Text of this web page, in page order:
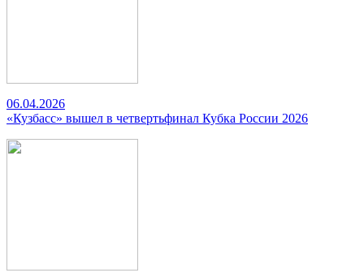
06.04.2026
«Кузбасс» вышел в четвертьфинал Кубка России 2026